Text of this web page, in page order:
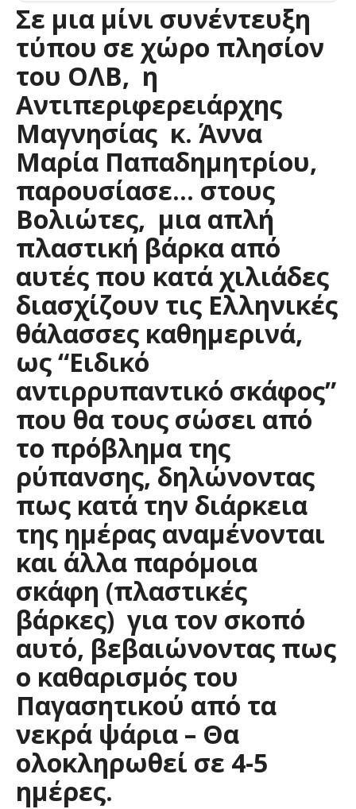
Σε μια μίνι συνέντευξη
τύπου σε χώρο πλησίον
του ΟΛΒ, η
Αντιπεριφερειάρχης
Μαγνησίας κ. Άννα
Μαρία Παπαδημητρίου,
παρουσίασε… στους
Βολιώτες, μια απλή
πλαστική βάρκα από
αυτές που κατά χιλιάδες
διασχίζουν τις Ελληνικές
θάλασσες καθημερινά,
ως “Ειδικό
αντιρρυπαντικό σκάφος”
που θα τους σώσει από
το πρόβλημα της
ρύπανσης, δηλώνοντας
πως κατά την διάρκεια
της ημέρας αναμένονται
και άλλα παρόμοια
σκάφη (πλαστικές
βάρκες) για τον σκοπό
αυτό, βεβαιώνοντας πως
ο καθαρισμός του
Παγασητικού από τα
νεκρά ψάρια – Θα
ολοκληρωθεί σε 4-5
ημέρες.